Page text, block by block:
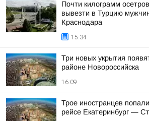
Почти килограмм
вывезти в Турцию
Краснодара
15:34
Три новых укрытия
районе Новороссийска
16:09
Трое иностранцев
рейсе Екатеринбург —